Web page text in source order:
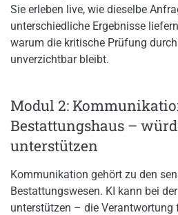
Sie erleben live, wie dieselbe
unterschiedliche Ergebnisse
warum die kritische Prüfung
unverzichtbar bleibt.
Modul 2:
Bestattungshaus –
unterstützen
Kommunikation gehört zu den
Bestattungswesen. KI kann bei
unterstützen – die Verantwortung